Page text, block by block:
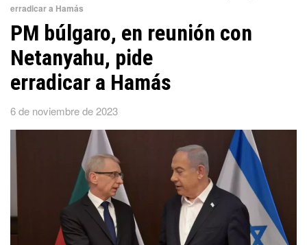
erradicar a Hamás
PM búlgaro, en reunión con
Netanyahu, pide
erradicar a Hamás
6 de noviembre de 2023